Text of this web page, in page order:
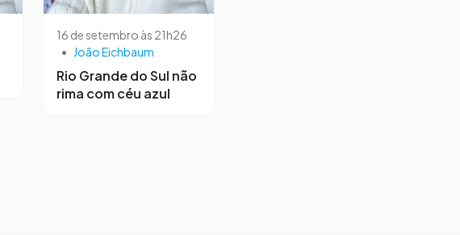
16 de setembro às 21h26
• João Eichbaum
Rio Grande do Sul não
rima com céu azul